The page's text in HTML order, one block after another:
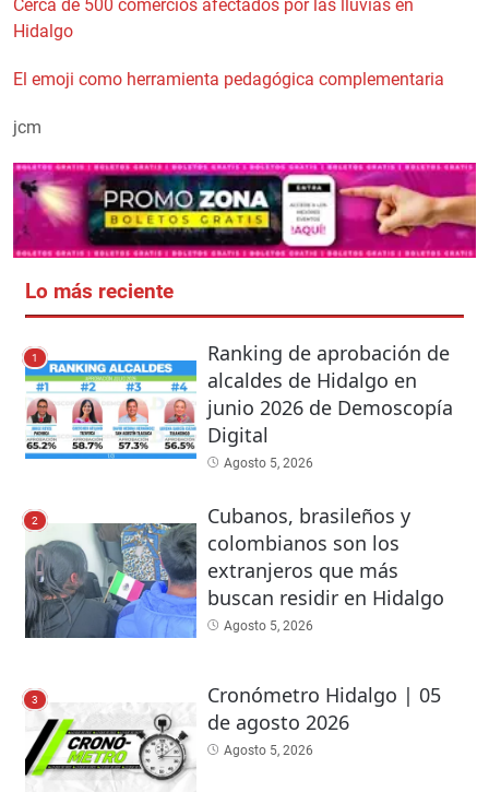
Cerca de 500 comercios afectados por las lluvias en
Hidalgo
El emoji como herramienta pedagógica complementaria
jcm
Lo más reciente
1
Ranking de aprobación de
alcaldes de Hidalgo en
junio 2026 de Demoscopía
Digital
Agosto 5, 2026
2
Cubanos, brasileños y
colombianos son los
extranjeros que más
buscan residir en Hidalgo
Agosto 5, 2026
3
Cronómetro Hidalgo | 05
de agosto 2026
Agosto 5, 2026